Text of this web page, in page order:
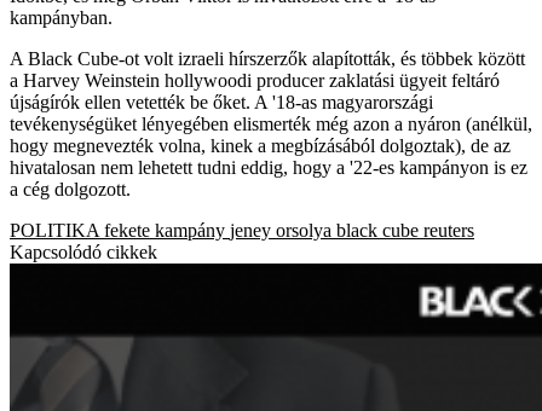
kampányban.
A Black Cube-ot volt izraeli hírszerzők alapították, és többek között
a Harvey Weinstein hollywoodi producer zaklatási ügyeit feltáró
újságírók ellen vetették be őket. A '18-as magyarországi
tevékenységüket lényegében elismerték még azon a nyáron (anélkül,
hogy megnevezték volna, kinek a megbízásából dolgoztak), de az
hivatalosan nem lehetett tudni eddig, hogy a '22-es kampányon is ez
a cég dolgozott.
POLITIKA fekete kampány jeney orsolya black cube reuters
Kapcsolódó cikkek